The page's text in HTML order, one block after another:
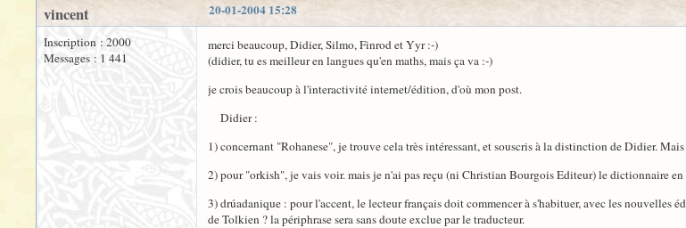
20-01-2004 15:28
vincent
Inscription : 2000
Messages : 1 441
merci beaucoup, Didier, Silmo, Finrod et Yyr :-)
(didier, tu es meilleur en langues qu'en maths, mais ça va :-)
je crois beaucoup à l'interactivité internet/édition, d'où mon post.
Didier :
1) concernant "Rohanese", je trouve cela très intéressant, et souscris à la distinction de Didier.
2) pour "orkish", je vais voir. mais je n'ai pas reçu (ni Christian Bourgois Editeur) le dictionnaire en
3) drúadanique : pour l'accent, le lecteur français doit commencer à s'habituer, avec les nouvelles
de Tolkien ? la périphrase sera sans doute exclue par le traducteur.